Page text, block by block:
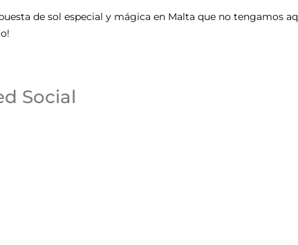
de sol especial y mágica en Malta que no tengamos
Social